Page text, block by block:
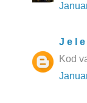
J e l
Kod